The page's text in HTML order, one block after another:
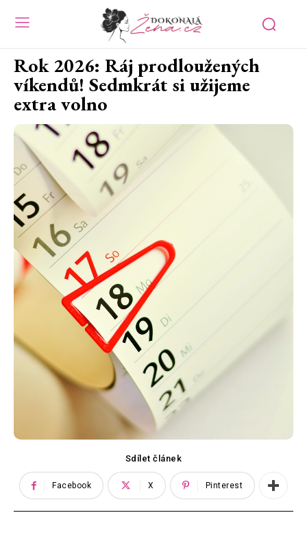
Rok 2026: Ráj prodloužených
víkendů! Sedmkrát si užijeme
extra volno
Sdílet článek
Facebook X Pinterest